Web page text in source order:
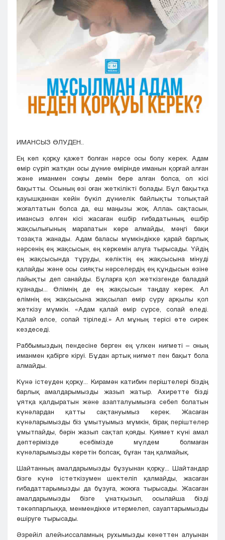
Павлодар
Петропавловск
Талдыкорган
Усть-Каменогорск
Шымкент
ИМАНСЫЗ ӨЛУДЕН..
Ең көп қорқу қажет болған нәрсе осы болу керек. Адам
өмір сүріп жатқан осы дүние өмірінде иманын қорғай алған
және иманмен соңғы демін бере алған болса, ол кісі
бақытты. Осының өзі оған жеткілікті болады. Бұл бақытқа
қауышқаннан кейін бүкіл дүниелік байлықты толықтай
жоғалтатын болса да, еш маңызы жоқ. Аллаһ сақтасын,
имансыз өлген кісі жасаған ешбір ғибадатының, ешбір
жақсылығының марапатын көре алмайды, мәңгі бақи
тозақта жанады. Адам баласы мүмкіндікке қарай барлық
нәрсенің ең жақсысын, ең көркемін алуға тырысады. Үйдің
ең жақсысында тұруды, көліктің ең жақсысына мінуді
қалайды және осы сияқты нәрселердің ең құндысын өзіне
лайықты деп санайды. Бұларға қол жеткізгенде баладай
қуанады... Өлімнің де ең жақсысын таңдау керек. Ал
өлімнің ең жақсысына жақсылап өмір сүру арқылы қол
жеткізу мүмкін. «Адам қалай өмір сүрсе, солай өледі.
Қалай өлсе, солай тіріледі.» Ал мұның терісі өте сирек
кездеседі.
Раббымыздың пендесіне берген ең үлкен ниғметі – оның
иманмен қабірге кіруі. Бұдан артық ниғмет пен бақыт бола
алмайды.
Күнә істеуден қорқу... Кирамән катибин періштелері біздің
барлық амалдарымызды жазып жатыр. Ахиретте бізді
ұятқа қалдыратын және азапталуымызға себеп болатын
күнәлардан қатты сақтануымыз керек. Жасаған
күнәларымызды біз ұмытуымыз мүмкін, бірақ періштелер
ұмытпайды, бәрін жазып сақтап қояды. Қиямет күні амал
дәптерімізде есебімізде мүлдем болмаған
күнәларымызды көретін болсақ, бұған таң қалмайық.
Шайтанның амалдарымызды бұзуынан қорқу... Шайтандар
бізге күнә істеткізумен шектеліп қалмайды, жасаған
ғибадаттарымызды да бұзуға, жоюға тырысады. Жасаған
амалдарымызды бізге ұнатқызып, осылайша бізді
тәкәппарлыққа, менмендікке итермелеп, сауаптарымызды
өшіруге тырысады.
Әзрейіл алейһиссаламның рухымызды кенеттен алуынан